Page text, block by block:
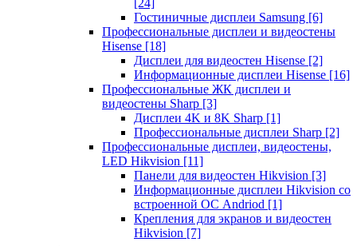
[24]
Гостиничные дисплеи Samsung [6]
Профессиональные дисплеи и видеостены
Hisense [18]
Дисплеи для видеостен Hisense [2]
Информационные дисплеи Hisense [16]
Профессиональные ЖК дисплеи и
видеостены Sharp [3]
Дисплеи 4K и 8K Sharp [1]
Профессиональные дисплеи Sharp [2]
Профессиональные дисплеи, видеостены,
LED Hikvision [11]
Панели для видеостен Hikvision [3]
Информационные дисплеи Hikvision со
встроенной ОС Andriod [1]
Крепления для экранов и видеостен
Hikvision [7]